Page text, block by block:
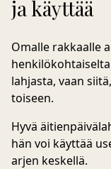
ja käyttää
Omalle rakkaalle
lahjasta, vaan
toiseen.
Hyvä
hän voi käyttää
arjen keskellä.